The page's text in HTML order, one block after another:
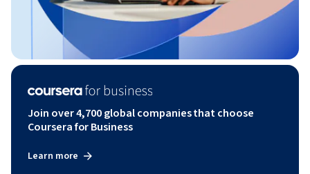
Join over 4,700 global companies that choose
Coursera for Business
Learn more